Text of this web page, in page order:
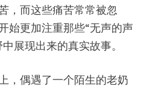
，而这些痛苦常常被忽
始更加注重那些“无声的声
展现出来的真实故事。
，偶遇了一个陌生的老奶